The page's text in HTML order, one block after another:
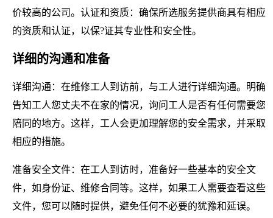
价较高的公司。认证和资质：确保所选服务提供商具有相应
的资质和认证，以保?证其专业性和安全性。
详细的沟通和准备
详细沟通：在维修工人到访前，与工人进行详细沟通。明确
告知工人您丈夫不在家的情况，询问工人是否有任何需要您
陪同的地方。这样，工人会更加理解您的安全需求，并采取
相应的措施。
准备安全文件：在工人到访时，准备好一些基本的安全文
件，如身份证、维修合同等。这样，如果工人需要查看这些
文件，您可以随时提供，避免任何不必要的犹豫和延误。